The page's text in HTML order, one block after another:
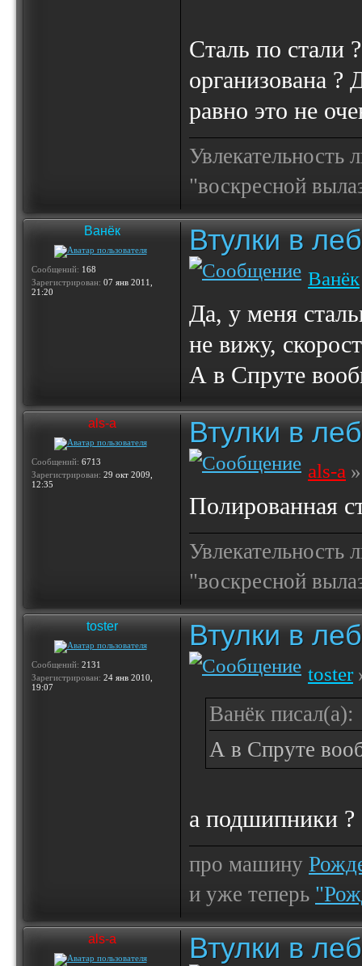
Сталь по стали
организована ?
равно это не
Увлекательность
"воскресной
Ванёк
Сообщений: 168
Зарегистрирован: 07 янв 2011,
21:20
Втулки в
Ванёк
Да, у меня
не вижу,
А в Спруте
als-a
Сообщений: 6713
Зарегистрирован: 29 окт 2009,
12:35
Втулки в
als-a
Полированная
Увлекательность
"воскресной
toster
Сообщений: 2131
Зарегистрирован: 24 янв 2010,
19:07
Втулки в
toster
Ванёк писал(а):
А в Спруте
а подшипники ?
про машину
и уже теперь
als-a Втулки в